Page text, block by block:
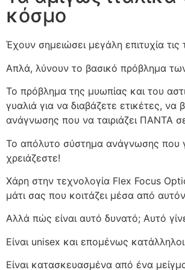
κόσμο
Έχουν σημειώσει μεγάλη επιτυχία τις
Απλά, λύνουν το βασικό πρόβλημα
Το πρόβλημα της μυωπίας και του
γυαλιά για να διαβάζετε ετικέτες,
ανάγνωσης που να ταιριάζει ΠΑΝΤΑ
Το απόλυτο σύστημα ανάγνωσης που
χρειάζεστε!
Χάρη στην τεχνολογία Flex Focus
μάτι σας που κοιτάζει μέσα από
Αλλά πώς είναι αυτό δυνατό; Αυτό
Είναι unisex και επομένως
Είναι κατασκευασμένα από ένα